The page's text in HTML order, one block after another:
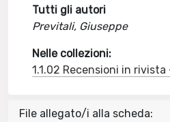
Tutti gli autori
Previtali, Giuseppe
Nelle collezioni:
1.1.02 Recensioni in rivista
File allegato/i alla scheda: